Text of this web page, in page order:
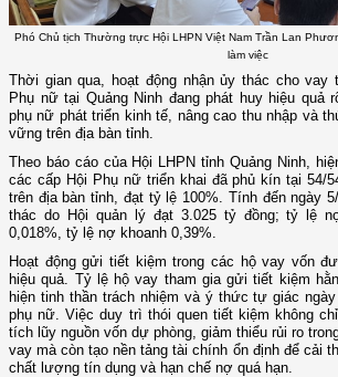
Phó Chủ tịch Thường trực Hội LHPN Việt Nam Trần Lan
làm việc
Thời gian qua, hoạt động nhận ủy thác cho vay
Phụ nữ tại Quảng Ninh đang phát huy hiệu quả
phụ nữ phát triển kinh tế, nâng cao thu nhập và
vững trên địa bàn tỉnh.
Theo báo cáo của Hội LHPN tỉnh Quảng Ninh,
các cấp Hội Phụ nữ triển khai đã phủ kín tại 54/
trên địa bàn tỉnh, đạt tỷ lệ 100%. Tính đến ngày
thác do Hội quản lý đạt 3.025 tỷ đồng; tỷ lệ
0,018%, tỷ lệ nợ khoanh 0,39%.
Hoạt động gửi tiết kiệm trong các hộ vay vốn
hiệu quả. Tỷ lệ hộ vay tham gia gửi tiết kiệm
hiện tinh thần trách nhiệm và ý thức tự giác
phụ nữ. Việc duy trì thói quen tiết kiệm không
tích lũy nguồn vốn dự phòng, giảm thiểu rủi ro
vay mà còn tạo nền tảng tài chính ổn định để cải
chất lượng tín dụng và hạn chế nợ quá hạn.